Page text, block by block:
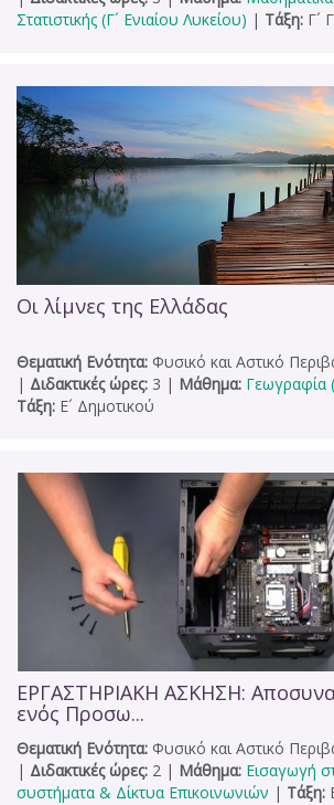
Στατιστικής (Γ´ Ενιαίου Λυκείου) | Τάξη: Γ´
Οι λίμνες της Ελλάδας
Θεματική Ενότητα: Φυσικό και Αστικό
| Διδακτικές ώρες: 3 | Μάθημα: Γεωγραφία
Τάξη: Ε´ Δημοτικού
ΕΡΓΑΣΤΗΡΙΑΚΗ ΑΣΚΗΣΗ:
ενός Προσω...
Θεματική Ενότητα: Φυσικό και Αστικό
| Διδακτικές ώρες: 2 | Μάθημα: Εισαγωγή
συστήματα & Δίκτυα Επικοινωνιών | Τάξη: